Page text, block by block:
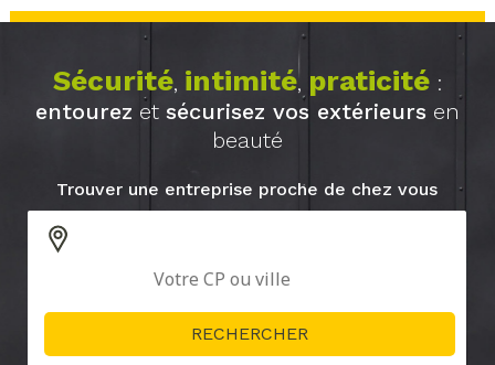
Sécurité, intimité, praticité:
entourez et sécurisez vos extérieurs en
beauté
Trouver une entreprise proche de chez vous